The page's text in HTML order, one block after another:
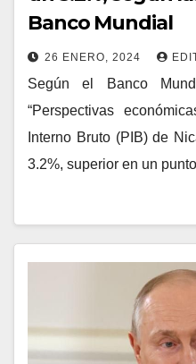
Banco Mundial
26 ENERO, 2024
Según el Banco
“Perspectivas
Interno Bruto (PIB) de
3.2%, superior en un